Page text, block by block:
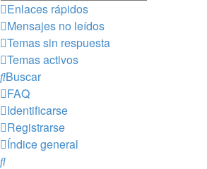
Enlaces rápidos
Mensajes no leídos
Temas sin respuesta
Temas activos
Buscar
FAQ
Identificarse
Registrarse
Índice general
Buscar